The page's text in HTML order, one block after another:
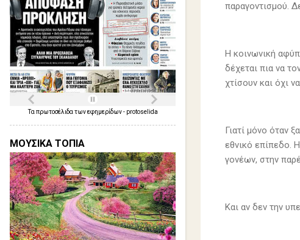
παραγοντισμού.
Η κοινωνική
δέχεται πια να
χτίσουν και όχι
Γιατί μόνο όταν
εθνικό επίπεδο.
γονέων, στην
Και αν δεν την
Τα πρωτοσέλιδα τωνεφημερίδων- protoselida
ΜΟΥΣΙΚΑ ΤΟΠΙΑ